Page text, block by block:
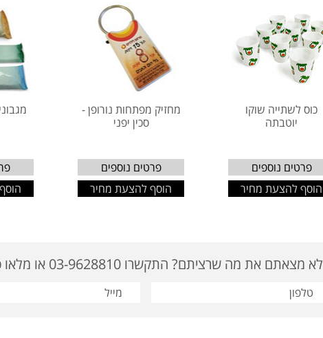
כוס לשתייה שוקו
יוטבתה
פרטים נוספים
הוסף להצעת מחיר
מחזיק מפתחות נורופן -
סכין יפני
פרטים נוספים
הוסף להצעת מחיר
לא מצאתם את מה שרציתם? התקשרו 03-9628810 או מלאו פרטים